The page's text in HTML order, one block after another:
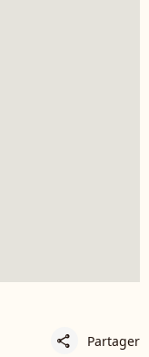
share Partager